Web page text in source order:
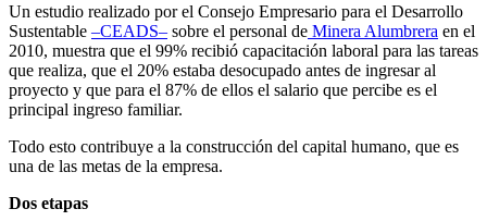
Un estudio realizado por el Consejo Empresario para el Desarrollo
Sustentable –CEADS– sobre el personal de Minera Alumbrera en el
2010, muestra que el 99% recibió capacitación laboral para las tareas
que realiza, que el 20% estaba desocupado antes de ingresar al
proyecto y que para el 87% de ellos el salario que percibe es el
principal ingreso familiar.
Todo esto contribuye a la construcción del capital humano, que es
una de las metas de la empresa.
Dos etapas